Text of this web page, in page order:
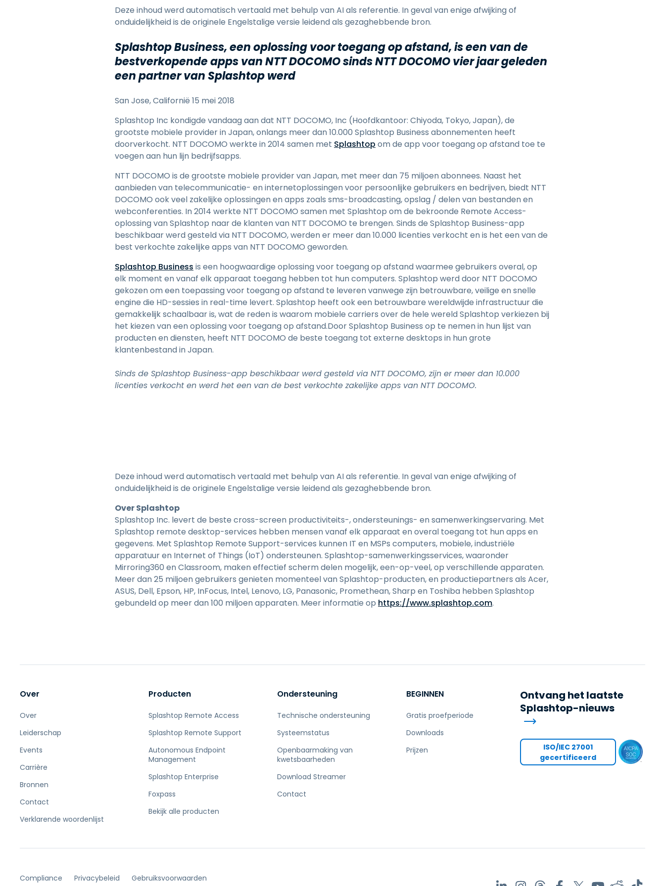
Remote access via
RDP/SSH/VNC
Op afstand werken met
Wacom
Toegang op afstand voor
Labo's
Ontdek alle behoeften Ontdek alle sectoren
日本語
ภาษาไทย
Bahasa
Deze inhoud werd automatisch vertaald met behulp van AI als referentie. In geval van enige afwijking of
onduidelijkheid is de originele Engelstalige versie leidend als gezaghebbende bron.
Splashtop Business, een oplossing voor toegang op afstand, is een van de
bestverkopende apps van NTT DOCOMO sinds NTT DOCOMO vier jaar geleden
een partner van Splashtop werd
San Jose, Californië 15 mei 2018
Splashtop Inc kondigde vandaag aan dat NTT DOCOMO, Inc (Hoofdkantoor: Chiyoda, Tokyo, Japan), de
grootste mobiele provider in Japan, onlangs meer dan 10.000 Splashtop Business abonnementen heeft
doorverkocht. NTT DOCOMO werkte in 2014 samen met Splashtop om de app voor toegang op afstand toe te
voegen aan hun lijn bedrijfsapps.
NTT DOCOMO is de grootste mobiele provider van Japan, met meer dan 75 miljoen abonnees. Naast het
aanbieden van telecommunicatie- en internetoplossingen voor persoonlijke gebruikers en bedrijven, biedt NTT
DOCOMO ook veel zakelijke oplossingen en apps zoals sms-broadcasting, opslag / delen van bestanden en
webconferenties. In 2014 werkte NTT DOCOMO samen met Splashtop om de bekroonde Remote Access-
oplossing van Splashtop naar de klanten van NTT DOCOMO te brengen. Sinds de Splashtop Business-app
beschikbaar werd gesteld via NTT DOCOMO, werden er meer dan 10.000 licenties verkocht en is het een van de
best verkochte zakelijke apps van NTT DOCOMO geworden.
Splashtop Business is een hoogwaardige oplossing voor toegang op afstand waarmee gebruikers overal, op
elk moment en vanaf elk apparaat toegang hebben tot hun computers. Splashtop werd door NTT DOCOMO
gekozen om een toepassing voor toegang op afstand te leveren vanwege zijn betrouwbare, veilige en snelle
engine die HD-sessies in real-time levert. Splashtop heeft ook een betrouwbare wereldwijde infrastructuur die
gemakkelijk schaalbaar is, wat de reden is waarom mobiele carriers over de hele wereld Splashtop verkiezen bij
het kiezen van een oplossing voor toegang op afstand.Door Splashtop Business op te nemen in hun lijst van
producten en diensten, heeft NTT DOCOMO de beste toegang tot externe desktops in hun grote
klantenbestand in Japan.
Sinds de Splashtop Business-app beschikbaar werd gesteld via NTT DOCOMO, zijn er meer dan 10.000
licenties verkocht en werd het een van de best verkochte zakelijke apps van NTT DOCOMO.
Deze inhoud werd automatisch vertaald met behulp van AI als referentie. In geval van enige afwijking of
onduidelijkheid is de originele Engelstalige versie leidend als gezaghebbende bron.
Over Splashtop
Splashtop Inc. levert de beste cross-screen productiviteits-, ondersteunings- en samenwerkingservaring. Met
Splashtop remote desktop-services hebben mensen vanaf elk apparaat en overal toegang tot hun apps en
gegevens. Met Splashtop Remote Support-services kunnen IT en MSPs computers, mobiele, industriële
apparatuur en Internet of Things (IoT) ondersteunen. Splashtop-samenwerkingsservices, waaronder
Mirroring360 en Classroom, maken effectief scherm delen mogelijk, een-op-veel, op verschillende apparaten.
Meer dan 25 miljoen gebruikers genieten momenteel van Splashtop-producten, en productiepartners als Acer,
ASUS, Dell, Epson, HP, InFocus, Intel, Lenovo, LG, Panasonic, Promethean, Sharp en Toshiba hebben Splashtop
gebundeld op meer dan 100 miljoen apparaten. Meer informatie op https://www.splashtop.com.
Over
Over
Leiderschap
Events
Carrière
Bronnen
Contact
Verklarende woordenlijst
Producten
Splashtop Remote Access
Splashtop Remote Support
Autonomous Endpoint
Management
Splashtop Enterprise
Foxpass
Bekijk alle producten
Ondersteuning
Technische ondersteuning
Systeemstatus
Openbaarmaking van
kwetsbaarheden
Download Streamer
Contact
BEGINNEN
Gratis proefperiode
Downloads
Prijzen
Ontvang het laatste
Splashtop-nieuws
ISO/IEC 27001
gecertificeerd
Compliance Privacybeleid Gebruiksvoorwaarden